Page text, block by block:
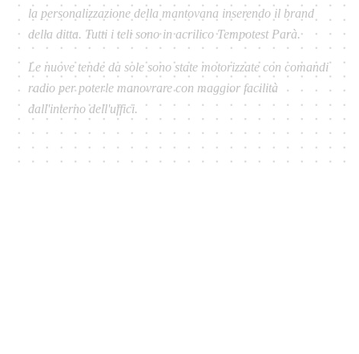
la personalizzazione della mantovana inserendo il brand
della ditta. Tutti i teli sono in acrilico Tempotest Parà.
Le nuove tende da sole sono state motorizzate con comandi
radio per poterle manovrare con maggior facilità
dall'interno dell'uffici.